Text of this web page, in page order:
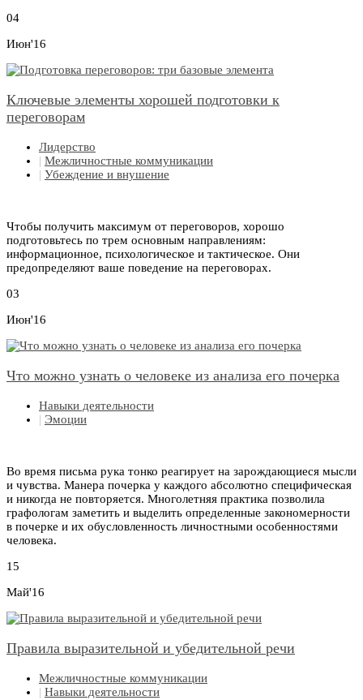
04
Июн'16
Ключевые элементы хорошей подготовки к
переговорам
Лидерство
| Межличностные коммуникации
| Убеждение и внушение
Чтобы получить максимум от переговоров, хорошо
подготовьтесь по трем основным направлениям:
информационное, психологическое и тактическое. Они
предопределяют ваше поведение на переговорах.
03
Июн'16
Что можно узнать о человеке из анализа его почерка
Навыки деятельности
| Эмоции
Во время письма рука тонко реагирует на зарождающиеся мысли
и чувства. Манера почерка у каждого абсолютно специфическая
и никогда не повторяется. Многолетняя практика позволила
графологам заметить и выделить определенные закономерности
в почерке и их обусловленность личностными особенностями
человека.
15
Май'16
Правила выразительной и убедительной речи
Межличностные коммуникации
| Навыки деятельности